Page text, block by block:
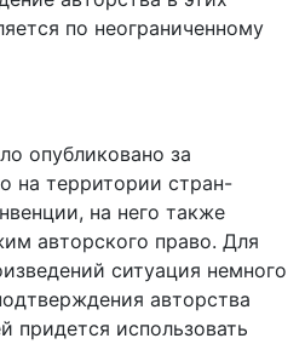
по неограниченному
опубликовано за
на территории стран-
на него также
авторского право. Для
ситуация немного
авторства
придется использовать